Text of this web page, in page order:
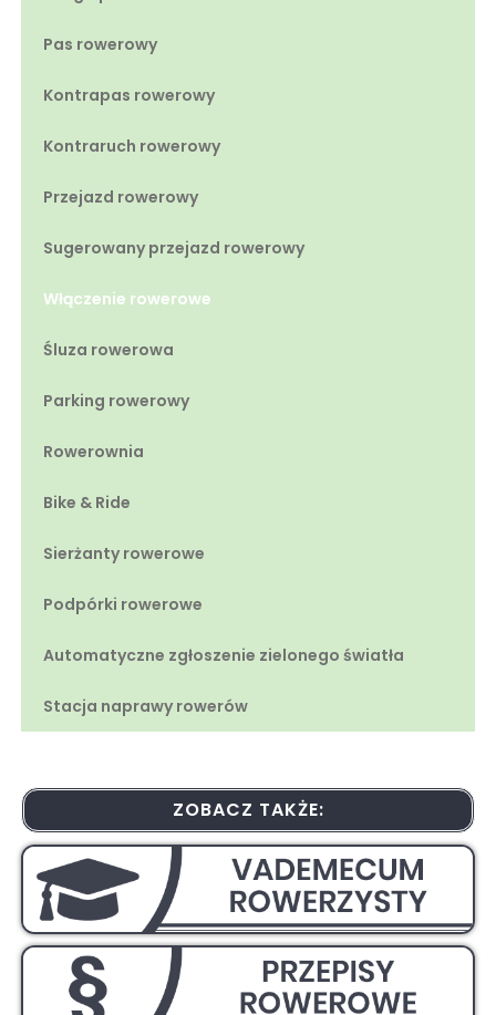
Pas rowerowy
Kontrapas rowerowy
Kontraruch rowerowy
Przejazd rowerowy
Sugerowany przejazd rowerowy
Włączenie rowerowe
Śluza rowerowa
Parking rowerowy
Rowerownia
Bike & Ride
Sierżanty rowerowe
Podpórki rowerowe
Automatyczne zgłoszenie zielonego światła
Stacja naprawy rowerów
ZOBACZ TAKŻE: